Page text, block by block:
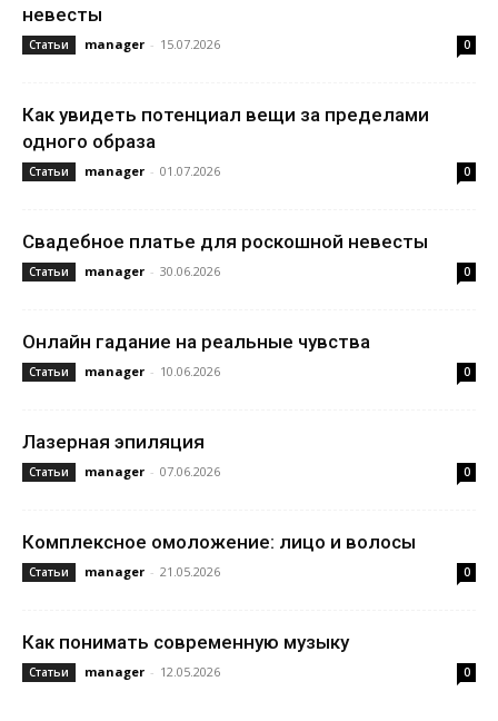
невесты
Статьи manager - 15.07.2026 0
Как увидеть потенциал вещи за пределами
одного образа
Статьи manager - 01.07.2026 0
Свадебное платье для роскошной невесты
Статьи manager - 30.06.2026 0
Онлайн гадание на реальные чувства
Статьи manager - 10.06.2026 0
Лазерная эпиляция
Статьи manager - 07.06.2026 0
Комплексное омоложение: лицо и волосы
Статьи manager - 21.05.2026 0
Как понимать современную музыку
Статьи manager - 12.05.2026 0